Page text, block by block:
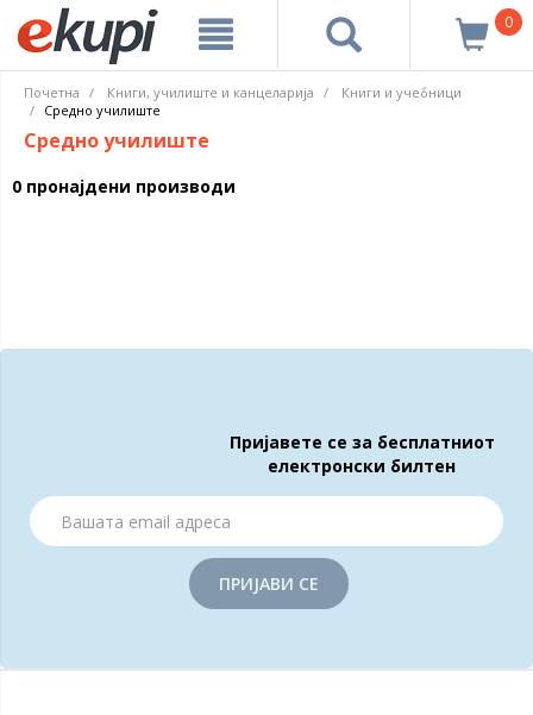
0
Почетна Книги, училиште и канцеларија
Книги и учебници
Средно училиште
Средно училиште
0 пронајдени производи
Пријавете се за бесплатниот
електронски билтен
ПРИЈАВИ СЕ